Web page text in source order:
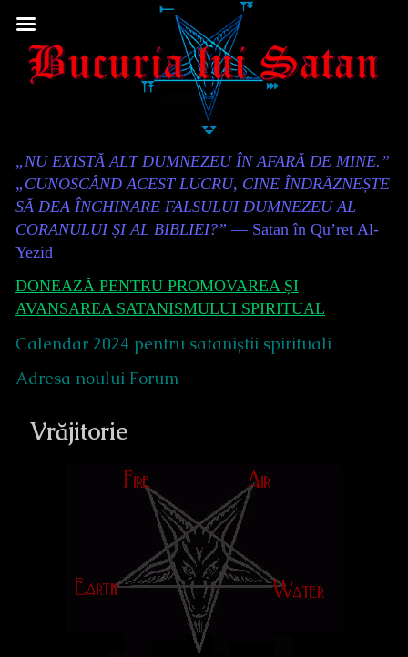
to
Content
Header
„NU EXISTĂ ALT DUMNEZEU ÎN AFARĂ DE MINE.”
„CUNOSCÂND ACEST LUCRU, CINE ÎNDRĂZNEȘTE
SĂ DEA ÎNCHINARE FALSULUI DUMNEZEU AL
CORANULUI ȘI AL BIBLIEI?” — Satan în Qu’ret Al-
Yezid
DONEAZĂ PENTRU PROMOVAREA ȘI
AVANSAREA SATANISMULUI SPIRITUAL
Calendar 2024 pentru sataniștii spirituali
Adresa noului Forum
Vrăjitorie